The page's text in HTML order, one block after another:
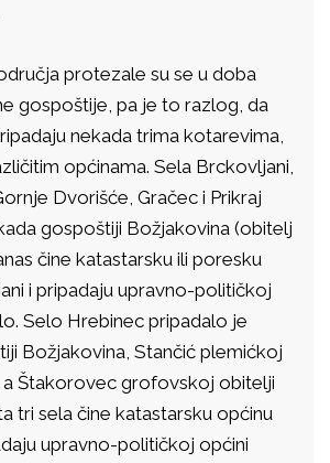
protezale su se u doba
gospoštije, pa je to razlog, da
nekada trima kotarevima,
općinama. Sela Brckovljani,
Dvorišće, Gračec i Prikraj
gospoštiji Božjakovina (obitelj
čine katastarsku ili poresku
i pripadaju upravno-političkoj
Selo Hrebinec pripadalo je
Božjakovina, Stančić plemićkoj
Štakorovec grofovskoj obitelji
tri sela čine katastarsku općinu
upravno-političkoj općini